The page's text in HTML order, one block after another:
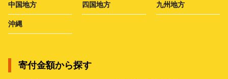
中国地方 四国地方 九州地方
沖縄
寄付金額から探す